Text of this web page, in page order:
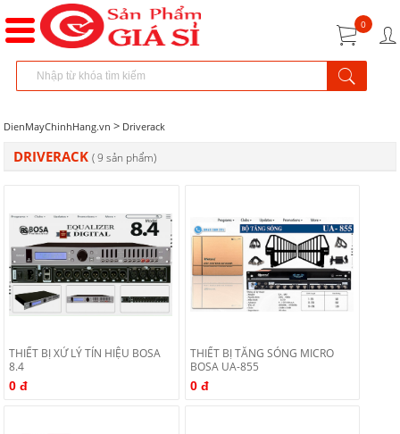
0
DienMayChinhHang.vn > Driverack
DRIVERACK( 9 sản phẩm)
THIẾT BỊ XỬ LÝ TÍN HIỆU BOSA
8.4
0 đ
THIẾT BỊ TĂNG SÓNG MICRO
BOSA UA-855
0 đ